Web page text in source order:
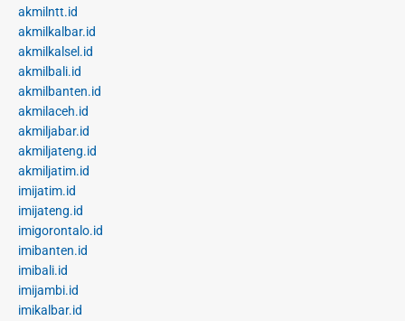
akmilntt.id
akmilkalbar.id
akmilkalsel.id
akmilbali.id
akmilbanten.id
akmilaceh.id
akmiljabar.id
akmiljateng.id
akmiljatim.id
imijatim.id
imijateng.id
imigorontalo.id
imibanten.id
imibali.id
imijambi.id
imikalbar.id